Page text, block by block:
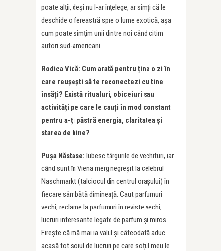
poate alții, deși nu l-ar înțelege, ar simți că le
deschide o fereastră spre o lume exotică, așa
cum poate simțim unii dintre noi când citim
autori sud-americani.
Rodica Vică: Cum arată pentru ține o zi în
care reușești să te reconectezi cu tine
însăți? Există ritualuri, obiceiuri sau
activități pe care le cauți în mod constant
pentru a-ți păstră energia, claritatea și
starea de bine?
Pușa Năstase: Iubesc târgurile de vechituri, iar
când sunt în Viena merg negreșit la celebrul
Naschmarkt (talciocul din centrul orașului) în
fiecare sâmbătă dimineață. Caut parfumuri
vechi, reclame la parfumuri în reviste vechi,
lucruri interesante legate de parfum și miros.
Firește că mă mai ia valul și câteodată aduc
acasă tot soiul de lucruri pe care soțul meu le